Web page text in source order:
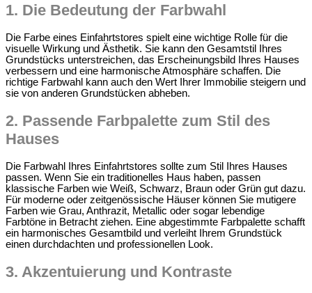
1. Die Bedeutung der Farbwahl
Die Farbe eines Einfahrtstores spielt eine wichtige Rolle für die
visuelle Wirkung und Ästhetik. Sie kann den Gesamtstil Ihres
Grundstücks unterstreichen, das Erscheinungsbild Ihres Hauses
verbessern und eine harmonische Atmosphäre schaffen. Die
richtige Farbwahl kann auch den Wert Ihrer Immobilie steigern und
sie von anderen Grundstücken abheben.
2. Passende Farbpalette zum Stil des
Hauses
Die Farbwahl Ihres Einfahrtstores sollte zum Stil Ihres Hauses
passen. Wenn Sie ein traditionelles Haus haben, passen
klassische Farben wie Weiß, Schwarz, Braun oder Grün gut dazu.
Für moderne oder zeitgenössische Häuser können Sie mutigere
Farben wie Grau, Anthrazit, Metallic oder sogar lebendige
Farbtöne in Betracht ziehen. Eine abgestimmte Farbpalette schafft
ein harmonisches Gesamtbild und verleiht Ihrem Grundstück
einen durchdachten und professionellen Look.
3. Akzentuierung und Kontraste